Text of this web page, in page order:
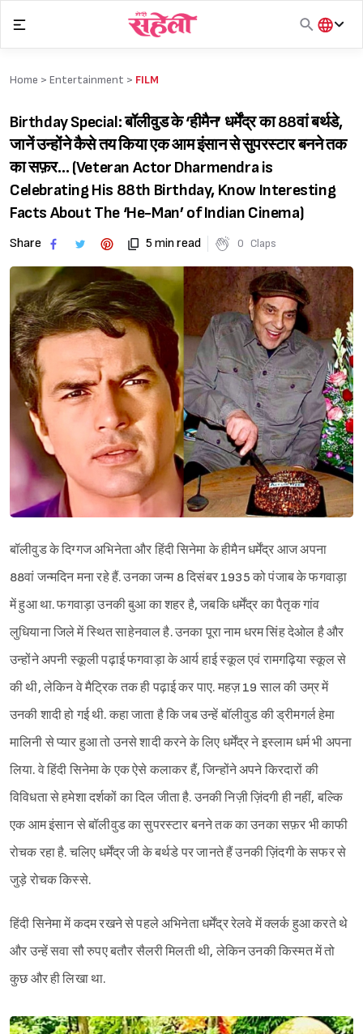
content
हिंदी
Home > Entertainment > FILM
Birthday Special: बॉलीवुड के ‘हीमैन’ धर्मेंद्र का 88वां बर्थडे,
जानें उन्होंने कैसे तय किया एक आम इंसान से सुपरस्टार बनने तक
का सफ़र… (Veteran Actor Dharmendra is
Celebrating His 88th Birthday, Know Interesting
Facts About The ‘He-Man’ of Indian Cinema)
Share 5 min read 0 Claps
बॉलीवुड के दिग्गज अभिनेता और हिंदी सिनेमा के हीमैन धर्मेंद्र आज अपना
88वां जन्मदिन मना रहे हैं. उनका जन्म 8 दिसंबर 1935 को पंजाब के फगवाड़ा
में हुआ था. फगवाड़ा उनकी बुआ का शहर है, जबकि धर्मेंद्र का पैतृक गांव
लुधियाना जिले में स्थित साहेनवाल है. उनका पूरा नाम धरम सिंह देओल है और
उन्होंने अपनी स्कूली पढ़ाई फगवाड़ा के आर्य हाई स्कूल एवं रामगढ़िया स्कूल से
की थी, लेकिन वे मैट्रिक तक ही पढ़ाई कर पाए. महज़ 19 साल की उम्र में
उनकी शादी हो गई थी. कहा जाता है कि जब उन्हें बॉलीवुड की ड्रीमगर्ल हेमा
मालिनी से प्यार हुआ तो उनसे शादी करने के लिए धर्मेंद्र ने इस्लाम धर्म भी अपना
लिया. वे हिंदी सिनेमा के एक ऐसे कलाकर हैं, जिन्होंने अपने किरदारों की
विविधता से हमेशा दर्शकों का दिल जीता है. उनकी निज़ी ज़िंदगी ही नहीं, बल्कि
एक आम इंसान से बॉलीवुड का सुपरस्टार बनने तक का उनका सफ़र भी काफी
रोचक रहा है. चलिए धर्मेंद्र जी के बर्थडे पर जानते हैं उनकी ज़िंदगी के सफर से
जुड़े रोचक किस्से.
हिंदी सिनेमा में कदम रखने से पहले अभिनेता धर्मेंद्र रेलवे में क्लर्क हुआ करते थे
और उन्हें सवा सौ रुपए बतौर सैलरी मिलती थी, लेकिन उनकी किस्मत में तो
कुछ और ही लिखा था.